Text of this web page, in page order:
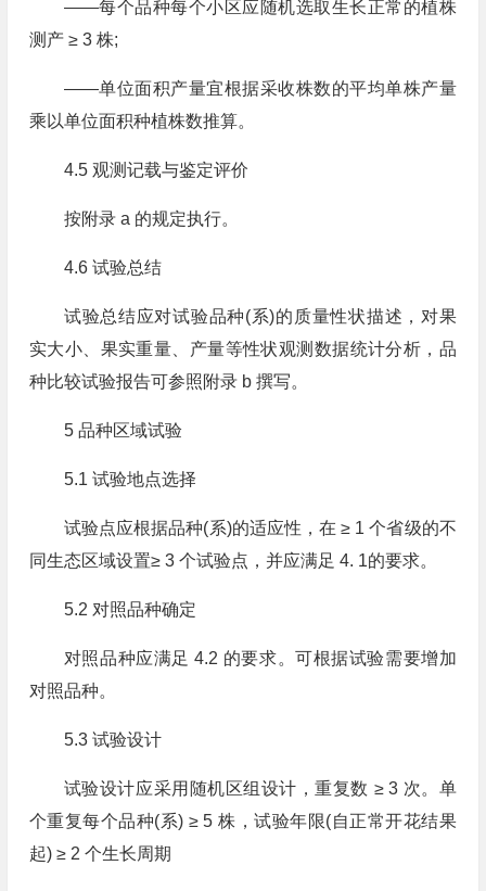
——每个品种每个小区应随机选取生长正常的植株
测产 ≥ 3 株;
——单位面积产量宜根据采收株数的平均单株产量
乘以单位面积种植株数推算。
4.5 观测记载与鉴定评价
按附录 a 的规定执行。
4.6 试验总结
试验总结应对试验品种(系)的质量性状描述，对果
实大小、果实重量、产量等性状观测数据统计分析，品
种比较试验报告可参照附录 b 撰写。
5 品种区域试验
5.1 试验地点选择
试验点应根据品种(系)的适应性，在 ≥ 1 个省级的不
同生态区域设置≥ 3 个试验点，并应满足 4. 1的要求。
5.2 对照品种确定
对照品种应满足 4.2 的要求。可根据试验需要增加
对照品种。
5.3 试验设计
试验设计应采用随机区组设计，重复数 ≥ 3 次。单
个重复每个品种(系) ≥ 5 株，试验年限(自正常开花结果
起) ≥ 2 个生长周期